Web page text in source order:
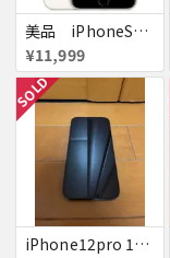
美品 iPhoneSE２ ｉＯＳ１８
¥11,999
SOLD
iPhone12pro 128GB ブルー 赤ロム